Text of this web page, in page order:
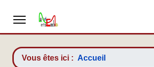
Vous êtes ici : Accueil